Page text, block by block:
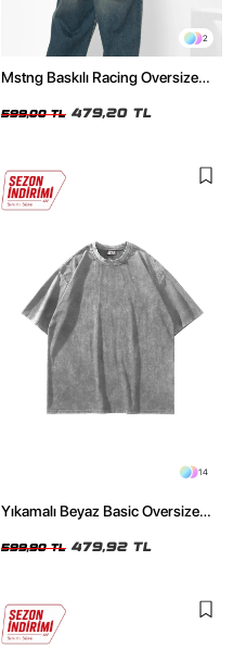
2
Mstng Baskılı Racing Oversize
599,00 TL 479,20 TL
14
Yıkamalı Beyaz Basic Oversize
599,90 TL 479,92 TL